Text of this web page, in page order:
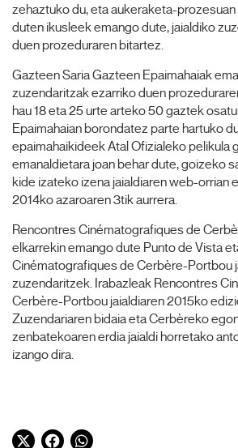
zehaztuko du, eta aukeraketa-prozesuan
duten ikusleek emango dute, jaialdiko
duen prozeduraren bitartez.
Gazteen Saria Gazteen Epaimahaiak
zuzendaritzak ezarriko duen
hau 18 eta 25 urte arteko 50 gaztek
Epaimahaian borondatez parte hartuko
epaimahaikideek Atal Ofizialeko pelikula
emanaldietara joan behar dute, goizeko
kide izateko izena jaialdiaren web-orrian
2014ko azaroaren 3tik aurrera.
Rencontres Cinématografiques de
elkarrekin emango dute Punto de Vista
Cinématografiques de Cerbère-Portbou
zuzendaritzek. Irabazleak Rencontres
Cerbère-Portbou jaialdiaren 2015ko
Zuzendariaren bidaia eta Cerbèreko
zenbatekoaren erdia jaialdi horretako
izango dira.
Twitter
Facebook
WhatsApp